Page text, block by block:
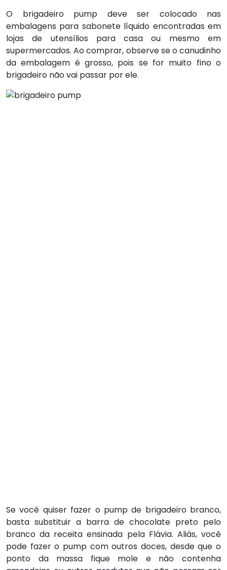
O brigadeiro pump deve ser colocado nas
embalagens para sabonete líquido encontradas em
lojas de utensílios para casa ou mesmo em
supermercados. Ao comprar, observe se o canudinho
da embalagem é grosso, pois se for muito fino o
brigadeiro não vai passar por ele.
Se você quiser fazer o pump de brigadeiro branco,
basta substituir a barra de chocolate preto pelo
branco da receita ensinada pela Flávia. Aliás, você
pode fazer o pump com outros doces, desde que o
ponto da massa fique mole e não contenha